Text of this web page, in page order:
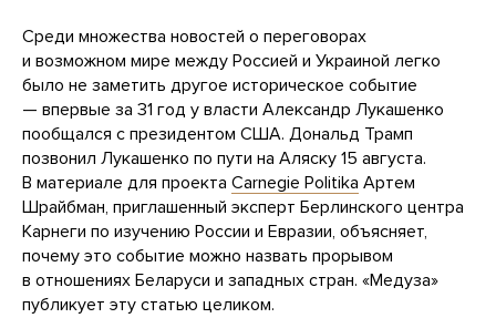
Среди множества новостей о переговорах
и возможном мире между Россией и Украиной легко
было не заметить другое историческое событие
— впервые за 31 год у власти Александр Лукашенко
пообщался с президентом США. Дональд Трамп
позвонил Лукашенко по пути на Аляску 15 августа.
В материале для проекта Carnegie Politika Артем
Шрайбман, приглашенный эксперт Берлинского центра
Карнеги по изучению России и Евразии, объясняет,
почему это событие можно назвать прорывом
в отношениях Беларуси и западных стран. «Медуза»
публикует эту статью целиком.